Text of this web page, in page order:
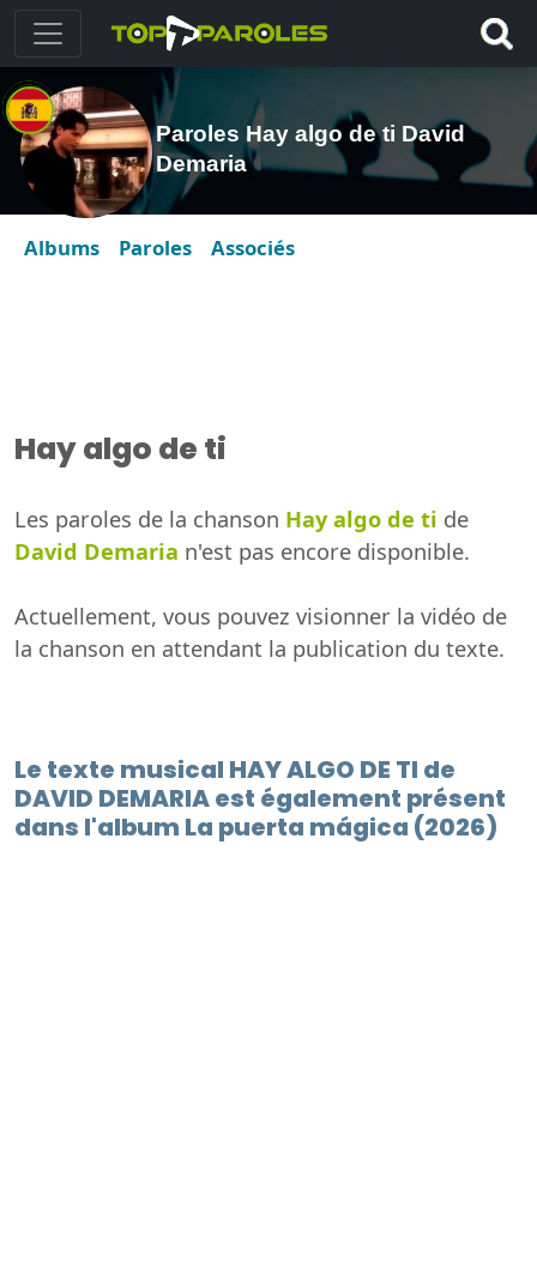
Paroles Hay algo de ti David
Demaria
Albums Paroles Associés
Hay algo de ti
Les paroles de la chanson Hay algo de ti de
David Demaria n'est pas encore disponible.
Actuellement, vous pouvez visionner la vidéo de
la chanson en attendant la publication du texte.
Le texte musical HAY ALGO DE TI de
DAVID DEMARIA est également présent
dans l'album La puerta mágica (2026)